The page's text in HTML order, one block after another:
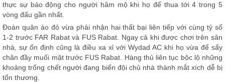
thực sự báo động cho người hâm mộ khi họ để thua tới 4 trong 5
vòng đấu gần nhất.
Đoàn quân áo đỏ vừa phải nhận hai thất bại liên tiếp với cùng tỷ số
1-2 trước FAR Rabat và FUS Rabat. Ngay cả khi được chơi trên sân
nhà, sự ổn định cũng là điều xa xỉ với Wydad AC khi họ vừa để sẩy
chân đầy muối mặt trước FUS Rabat. Hàng thủ liên tục bộc lộ những
khoảng trống chết người đang biến đội chủ nhà thành mắt xích dễ bị
tổn thương.